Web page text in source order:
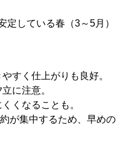
定している春（3～5月）
すく仕上がりも良好。
に注意。
くなることも。
が集中するため、早めの